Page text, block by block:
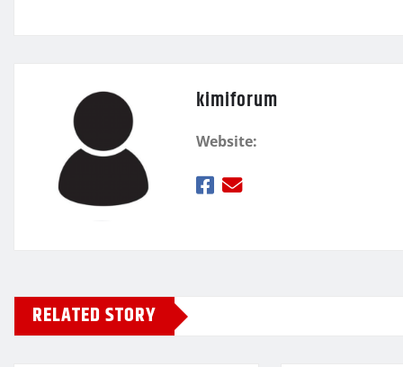
kimiforum
Website:
RELATED STORY